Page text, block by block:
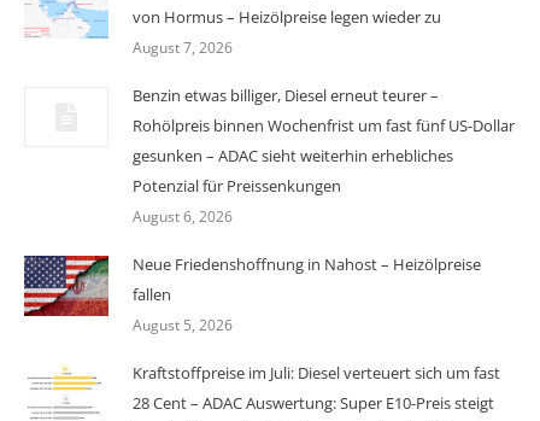
von Hormus – Heizölpreise legen wieder zu
August 7, 2026
Benzin etwas billiger, Diesel erneut teurer –
Rohölpreis binnen Wochenfrist um fast fünf US-Dollar
gesunken – ADAC sieht weiterhin erhebliches
Potenzial für Preissenkungen
August 6, 2026
Neue Friedenshoffnung in Nahost – Heizölpreise
fallen
August 5, 2026
Kraftstoffpreise im Juli: Diesel verteuert sich um fast
28 Cent – ADAC Auswertung: Super E10-Preis steigt